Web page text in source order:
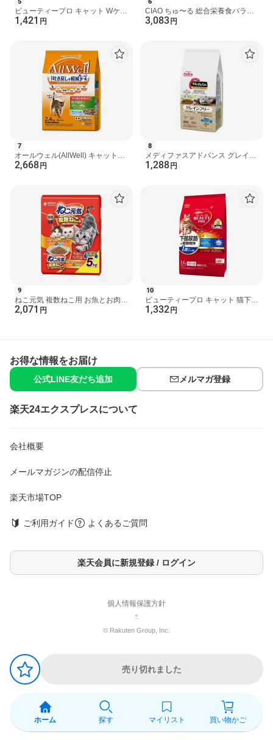
広告文責
楽天グループ株式会社 電話：050-5444-7654
[猫用品 ピュリナワン(PURINA ONE)]
pet#251218
ビューティープロ キャット Wケア
腸内・自然免疫ケア 1.2kg 【ビュ
1,421 円
CIAO ちゅ〜る 総合栄養食バラエ
ティ 14g*80本入 【ちゅ〜る】 キ
3,083 円
7
オールウェル(AllWell) キャットフ
ード 室内猫用 贅沢素材入り フィ
2,668 円
8
メディファスアドバンス グレイン
フリー 1歳から フィッシュ味
1,288 円
9
ねこ元気 複数ねこ用 お魚とお肉の
スペシャルブレンド 5kg 【ねこ元
2,071 円
10
ビューティープロ キャット 猫下部
尿路の健康維持 1歳から チキン味
1,332 円
お得な情報をお届け
公式LINE友だち追加 メルマガ登録
楽天24エクスプレスについて
会社概要
メールマガジンの配信停止
楽天市場TOP
ご利用ガイド よくあるご質問
楽天会員に新規登録 / ログイン
個人情報保護方針
© Rakuten Group, Inc.
売り切れました
ホーム 探す マイリスト 買い物かご